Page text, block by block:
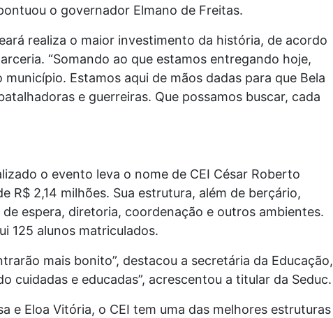
o governador Elmano de Freitas.
realiza o maior investimento da história, de acordo
“Somando ao que estamos entregando hoje,
Estamos aqui de mãos dadas para que Bela
e guerreiras. Que possamos buscar, cada
o evento leva o nome de CEI César Roberto
2,14 milhões. Sua estrutura, além de berçário,
espera, diretoria, coordenação e outros ambientes.
125 alunos matriculados.
mais bonito”, destacou a secretária da Educação,
cuidadas e educadas”, acrescentou a titular da Seduc.
e Eloa Vitória, o CEI tem uma das melhores estruturas